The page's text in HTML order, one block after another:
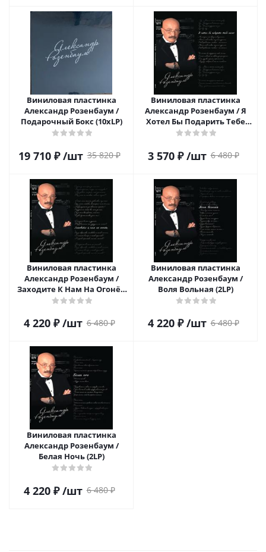
Виниловая пластинка
Александр Розенбаум /
Подарочный Бокс (10xLP)
19 710₽ /шт 35 820₽
Виниловая пластинка
Александр Розенбаум / Я
Хотел Бы Подарить Тебе
Песню (2LP)
3 570₽ /шт 6 480₽
Виниловая пластинка
Александр Розенбаум /
Заходите К Нам На Огонёк
(2LP)
4 220₽ /шт 6 480₽
Виниловая пластинка
Александр Розенбаум /
Воля Вольная (2LP)
4 220₽ /шт 6 480₽
Виниловая пластинка
Александр Розенбаум /
Белая Ночь (2LP)
4 220₽ /шт 6 480₽